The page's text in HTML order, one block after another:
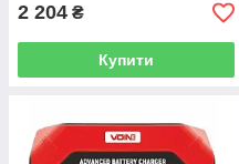
2 204 ₴
Купити